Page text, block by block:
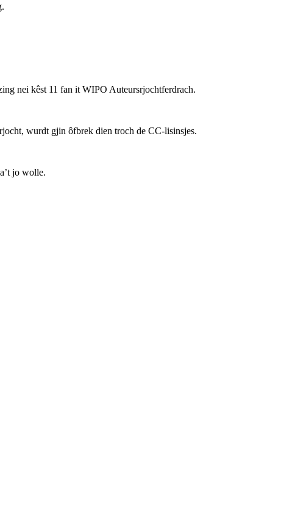
nei kêst 11 fan it WIPO Auteursrjochtferdrach.
wurdt gjin ôfbrek dien troch de CC-lisinsjes.
jo wolle.